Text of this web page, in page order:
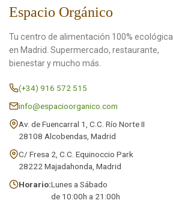
Espacio Orgánico
Tu centro de alimentación 100% ecológica
en Madrid. Supermercado, restaurante,
bienestar y mucho más.
(+34) 916 572 515
info@espacioorganico.com
Av. de Fuencarral 1, C.C. Río Norte II
28108 Alcobendas, Madrid
C/ Fresa 2, C.C. Equinoccio Park
28222 Majadahonda, Madrid
Horario:Lunes a Sábado
de 10:00h a 21:00h